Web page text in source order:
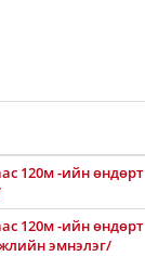
120м -ийн өндөрт
120м -ийн өндөрт
эмнэлэг/